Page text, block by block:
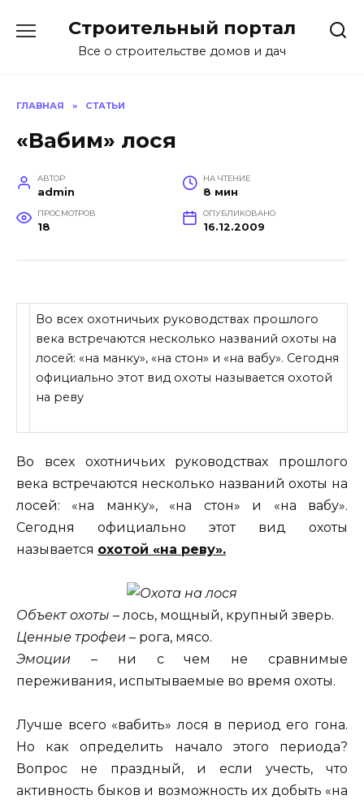
содержанию
Строительный портал
Все о строительстве домов и дач
ГЛАВНАЯ » СТАТЬИ
«Вабим» лося
АВТОР
admin
НА ЧТЕНИЕ
8 мин
ПРОСМОТРОВ
18
ОПУБЛИКОВАНО
16.12.2009
Во всех охотничьих руководствах прошлого
века встречаются несколько названий охоты на
лосей: «на манку», «на стон» и «на вабу». Сегодня
официально этот вид охоты называется охотой
на реву
Во всех охотничьих руководствах прошлого
века встречаются несколько названий охоты на
лосей: «на манку», «на стон» и «на вабу».
Сегодня официально этот вид охоты
называется охотой «на реву».
Объект охоты – лось, мощный, крупный зверь.
Ценные трофеи – рога, мясо.
Эмоции – ни с чем не сравнимые
переживания, испытываемые во время охоты.
Лучше всего «вабить» лося в период его гона.
Но как определить начало этого периода?
Вопрос не праздный, и если учесть, что
активность быков и возможность их добыть «на